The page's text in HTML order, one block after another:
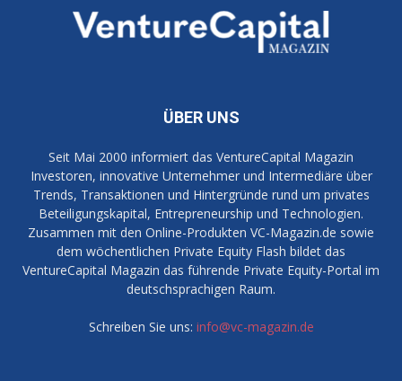
ÜBER UNS
Seit Mai 2000 informiert das VentureCapital Magazin
Investoren, innovative Unternehmer und Intermediäre über
Trends, Transaktionen und Hintergründe rund um privates
Beteiligungskapital, Entrepreneurship und Technologien.
Zusammen mit den Online-Produkten VC-Magazin.de sowie
dem wöchentlichen Private Equity Flash bildet das
VentureCapital Magazin das führende Private Equity-Portal im
deutschsprachigen Raum.
Schreiben Sie uns: info@vc-magazin.de